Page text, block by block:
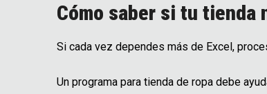
Cómo saber si tu tienda
Si cada vez dependes más de Excel,
Un programa para tienda de ropa debe